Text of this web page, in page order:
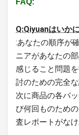
FAQ:
Q:Qiyuanはいか
:あなたの順序が
ニアがあなたの
感じること問題
討のための完全な
次に商品の各バ
び何回ものため
査レポートがなけ